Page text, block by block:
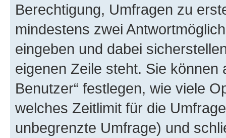
Berechtigung, Umfragen zu
mindestens zwei
eingeben und dabei
eigenen Zeile steht. Sie können
Benutzer“ festlegen, wie viele
welches Zeitlimit für die
unbegrenzte Umfrage) und